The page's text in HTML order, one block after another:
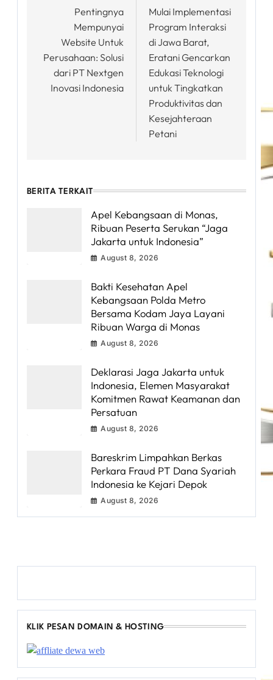
navigation
Pentingnya
Mempunyai
Website Untuk
Perusahaan: Solusi
dari PT Nextgen
Inovasi Indonesia
Mulai Implementasi
Program Interaksi
di Jawa Barat,
Eratani Gencarkan
Edukasi Teknologi
untuk Tingkatkan
Produktivitas dan
Kesejahteraan
Petani
BERITA TERKAIT
Apel Kebangsaan di Monas,
Ribuan Peserta Serukan “Jaga
Jakarta untuk Indonesia”
August 8, 2026
Bakti Kesehatan Apel
Kebangsaan Polda Metro
Bersama Kodam Jaya Layani
Ribuan Warga di Monas
August 8, 2026
Deklarasi Jaga Jakarta untuk
Indonesia, Elemen Masyarakat
Komitmen Rawat Keamanan dan
Persatuan
August 8, 2026
Bareskrim Limpahkan Berkas
Perkara Fraud PT Dana Syariah
Indonesia ke Kejari Depok
August 8, 2026
KLIK PESAN DOMAIN & HOSTING